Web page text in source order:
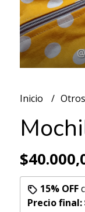
Inicio
15% OFF
Precio final: